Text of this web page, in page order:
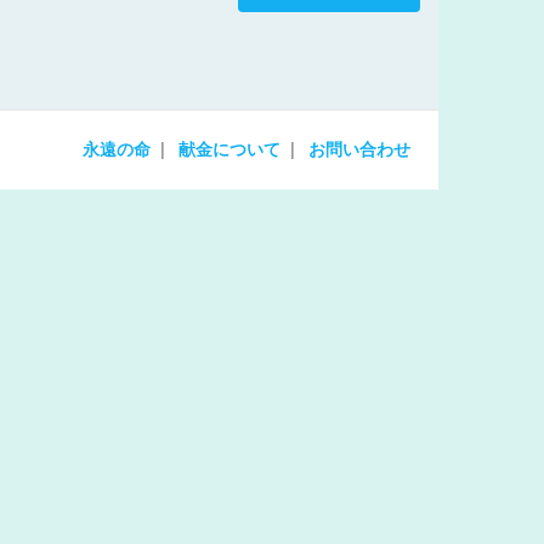
永遠の命 献金について お問い合わせ